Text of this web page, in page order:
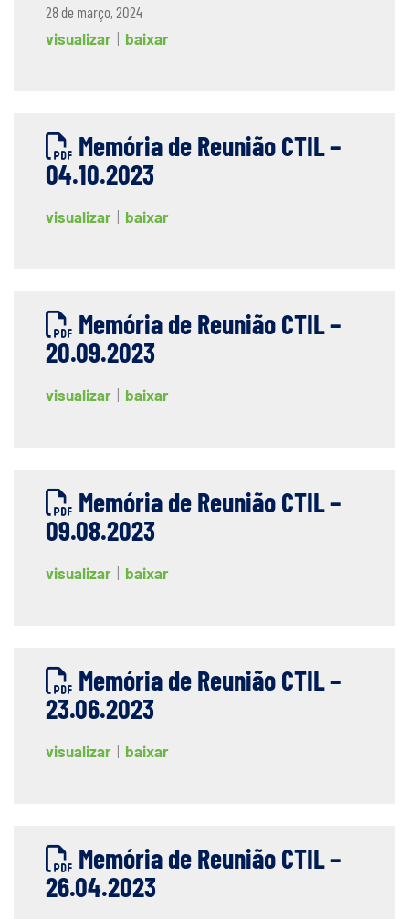
28 de março, 2024
visualizar
baixar
Memória de Reunião CTIL –
04.10.2023
visualizar baixar
Memória de Reunião CTIL –
20.09.2023
visualizar baixar
Memória de Reunião CTIL –
09.08.2023
visualizar baixar
Memória de Reunião CTIL –
23.06.2023
visualizar baixar
Memória de Reunião CTIL –
26.04.2023